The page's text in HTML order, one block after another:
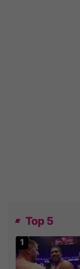
Top 5